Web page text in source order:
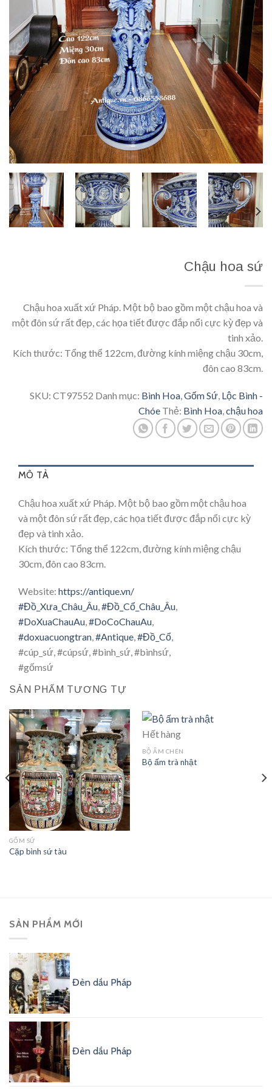
Chậu hoa sứ
Chậu hoa xuất xứ Pháp. Một bộ bao gồm một chậu hoa và
một đôn sứ rất đẹp, các họa tiết được đắp nổi cực kỳ đẹp và
tinh xảo.
Kích thước: Tổng thể 122cm, đường kính miệng chậu 30cm,
đôn cao 83cm.
SKU: CT97552 Danh mục: Bình Hoa,Gốm Sứ, Lộc Bình -
Chóe Thẻ: Bình Hoa,chậu hoa
MÔ TẢ
Chậu hoa xuất xứ Pháp. Một bộ bao gồm một chậu hoa
và một đôn sứ rất đẹp, các họa tiết được đắp nổi cực kỳ
đẹp và tinh xảo.
Kích thước: Tổng thể 122cm, đường kính miệng chậu
30cm, đôn cao 83cm.
Website: https://antique.vn/
#Đồ_Xưa_Châu_Âu,#Đồ_Cổ_Châu_Âu,
#DoXuaChauAu,#DoCoChauAu,
#doxuacuongtran,#Antique,#Đồ_Cổ,
#cúp_sứ, #cúpsứ, #bình_sứ, #bìnhsứ,
#gốmsứ
SẢN PHẨM TƯƠNG TỰ
GỐM SỨ
Cặp bình sứ tàu
Hết hàng
BỘ ẤM CHÉN
Bộ ấm trà nhật
SẢN PHẨM MỚI
Đèn dầu Pháp
Đèn dầu Pháp